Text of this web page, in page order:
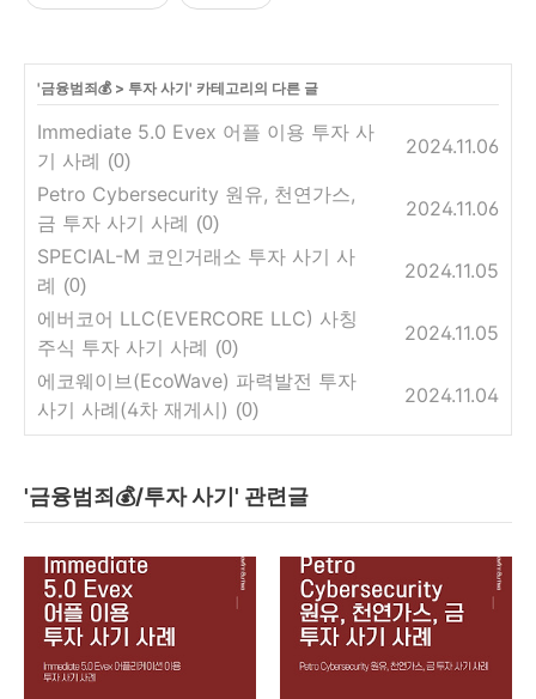
'금융범죄💰> 투자 사기' 카테고리의 다른 글
Immediate 5.0 Evex 어플 이용 투자 사
기 사례 (0)
2024.11.06
Petro Cybersecurity 원유, 천연가스,
금 투자 사기 사례 (0)
2024.11.06
SPECIAL-M 코인거래소 투자 사기 사
례 (0)
2024.11.05
에버코어 LLC(EVERCORE LLC) 사칭
주식 투자 사기 사례 (0)
2024.11.05
에코웨이브(EcoWave) 파력발전 투자
사기 사례(4차 재게시) (0)
2024.11.04
'금융범죄💰/투자 사기' 관련글